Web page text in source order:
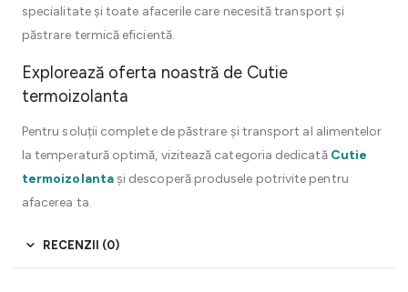
specialitate și toate afacerile care necesită transport și
păstrare termică eficientă.
Explorează oferta noastră de Cutie
termoizolanta
Pentru soluții complete de păstrare și transport al alimentelor
la temperatură optimă, vizitează categoria dedicată Cutie
termoizolantași descoperă produsele potrivite pentru
afacerea ta.
RECENZII (0)